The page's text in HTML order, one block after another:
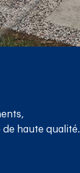
haute qualité.